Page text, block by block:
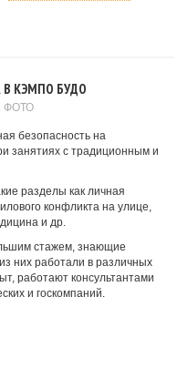
КЭМПО БУДО
ФОТО
безопасность на
занятиях с традиционным и
разделы как личная
конфликта на улице,
и др.
стажем, знающие
них работали в различных
работают консультантами
и госкомпаний.